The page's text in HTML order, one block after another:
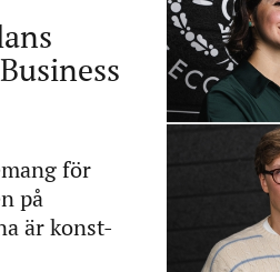
för
på
är konst-